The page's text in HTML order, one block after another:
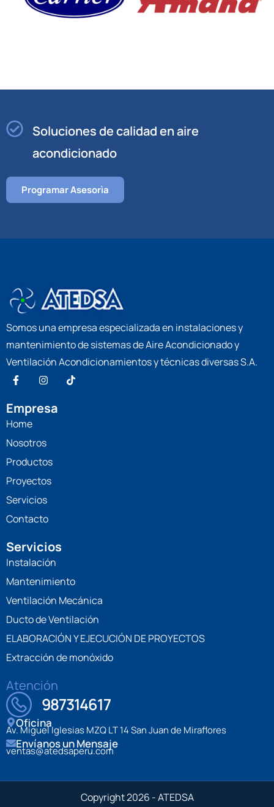
Soluciones de calidad en aire
acondicionado
Programar Asesorìa
Somos una empresa especializada en instalaciones y
mantenimiento de sistemas de Aire Acondicionado y
Ventilación Acondicionamientos y técnicas diversas S.A.
Empresa
Home
Nosotros
Productos
Proyectos
Servicios
Contacto
Servicios
Instalación
Mantenimiento
Ventilación Mecánica
Ducto de Ventilación
ELABORACIÓN Y EJECUCIÓN DE PROYECTOS
Extracción de monóxido
Atención
987314617
Oficina
Av. Miguel Iglesias MZQ LT 14 San Juan de Miraflores
Envíanos un Mensaje
ventas@atedsaperu.com
Copyright 2026 - ATEDSA